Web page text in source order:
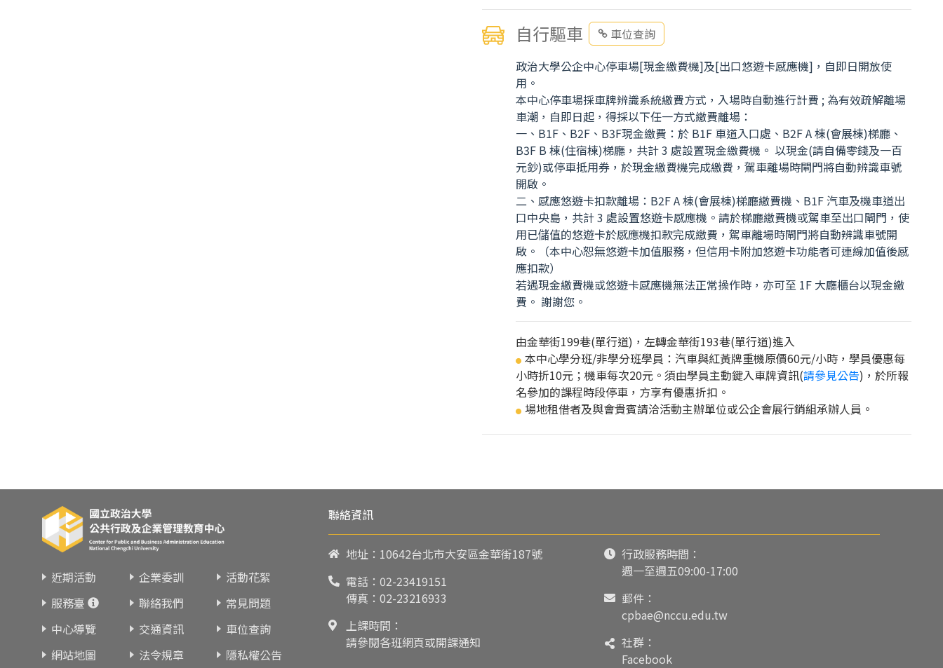
自行驅車
車位查詢
政治大學公企中心停車場[現金繳費機]及[出口悠遊卡感應機]，自即日開放使
用。
本中心停車場採車牌辨識系統繳費方式，入場時自動進行計費 ; 為有效疏解離場
車潮，自即日起，得採以下任一方式繳費離場：
一、B1F、B2F、B3F現金繳費：於 B1F 車道入口處、B2F A 棟(會展棟)梯廳、
B3F B 棟(住宿棟)梯廳，共計 3 處設置現金繳費機。 以現金(請自備零錢及一百
元鈔)或停車抵用券，於現金繳費機完成繳費，駕車離場時閘門將自動辨識車號
開啟。
二、感應悠遊卡扣款離場：B2F A 棟(會展棟)梯廳繳費機、B1F 汽車及機車道出
口中央島，共計 3 處設置悠遊卡感應機。請於梯廳繳費機或駕車至出口閘門，使
用已儲值的悠遊卡於感應機扣款完成繳費，駕車離場時閘門將自動辨識車號開
啟。（本中心恕無悠遊卡加值服務，但信用卡附加悠遊卡功能者可連線加值後感
應扣款）
若遇現金繳費機或悠遊卡感應機無法正常操作時，亦可至 1F 大廳櫃台以現金繳
費。 謝謝您。
由金華街199巷(單行道)，左轉金華街193巷(單行道)進入
● 本中心學分班/非學分班學員：汽車與紅黃牌重機原價60元/小時，學員優惠每
小時折10元；機車每次20元。須由學員主動鍵入車牌資訊(請參見公告)，於所報
名參加的課程時段停車，方享有優惠折扣。
● 場地租借者及與會貴賓請洽活動主辦單位或公企會展行銷組承辦人員。
近期活動 企業委訓
活動花絮
服務臺
聯絡我們
常見問題
中心導覽
交通資訊
車位查詢
網站地圖
法令規章 隱私權公告
聯絡資訊
地址：10642台北市大安區金華街187號
電話： 02-23419151
傳真：02-23216933
上課時間：
請參閱各班網頁或開課通知
行政服務時間：
週一至週五09:00-17:00
郵件：
cpbae@nccu.edu.tw
社群：
Facebook